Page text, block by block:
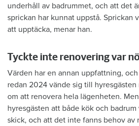
underhåll av badrummet, och att det
sprickan har kunnat uppstå. Sprickan
att upptäcka, menar han.
Tyckte inte renovering var
Värden har en annan uppfattning,
redan 2024 vände sig till
om att renovera hela lägenheten.
hyresgästen att både kök och
skick, och att det inte fanns behov av